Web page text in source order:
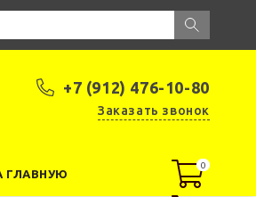
+7 (912) 476-10-80
Заказать звонок
ГЛАВНУЮ
0
0